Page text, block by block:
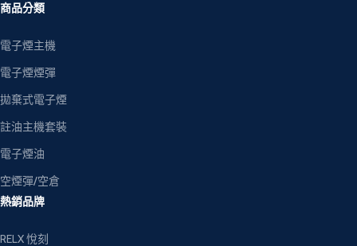
商品分類
電子煙主機
電子煙煙彈
拋棄式電子煙
註油主機套裝
電子煙油
空煙彈/空倉
熱銷品牌
RELX 悅刻